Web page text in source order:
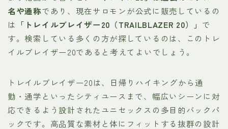
名や通称であり、現在サロモンが公式に販売しているの
は 「トレイルブレイザー20（TRAILBLAZER 20）」 で
す。検索している多くの方が探しているのは、このトレ
イルブレイザー20であると考えてよいでしょう。
トレイルブレイザー20は、日帰りハイキングから通
勤・通学といったシティユースまで、幅広いシーンに対
応できるよう設計されたユニセックスの多目的バックパ
ックです。高品質な素材と体にフィットする抜群の設計